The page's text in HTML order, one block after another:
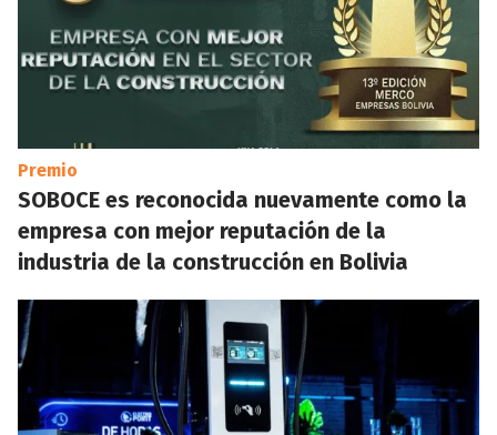
Premio
SOBOCE es reconocida nuevamente como la
empresa con mejor reputación de la
industria de la construcción en Bolivia